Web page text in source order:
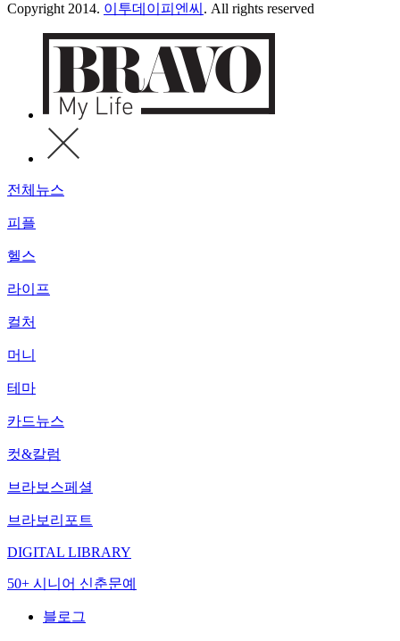
Copyright 2014. 이투데이피엔씨 . All rights reserved
전체뉴스
피플
헬스
라이프
컬처
머니
테마
카드뉴스
컷&칼럼
브라보스페셜
브라보리포트
DIGITAL LIBRARY
50+ 시니어 신춘문예
블로그